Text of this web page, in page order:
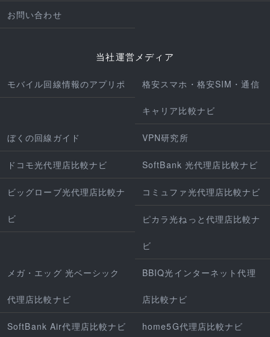
お問い合わせ
当社運営メディア
モバイル回線情報のアプリポ 格安スマホ・格安SIM・通信
キャリア比較ナビ
ぼくの回線ガイド VPN研究所
ドコモ光代理店比較ナビ SoftBank 光代理店比較ナビ
ビッグローブ光代理店比較ナ
ビ
コミュファ光代理店比較ナビ
ピカラ光ねっと代理店比較ナ
ビ
メガ・エッグ 光ベーシック
代理店比較ナビ
BBIQ光インターネット代理
店比較ナビ
SoftBank Air代理店比較ナビ home5G代理店比較ナビ